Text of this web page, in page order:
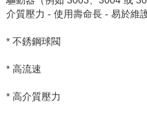
介質壓力 - 使用壽命長- 易於維
* 不銹鋼球閥
* 高流速
* 高介質壓力